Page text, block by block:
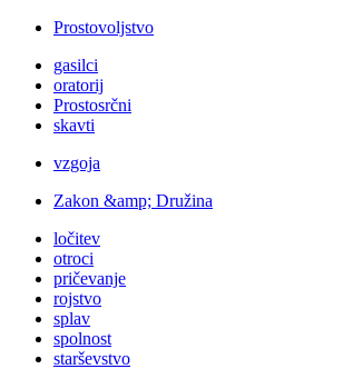
Prostovoljstvo
gasilci
oratorij
Prostosrčni
skavti
vzgoja
Zakon &amp; Družina
ločitev
otroci
pričevanje
rojstvo
splav
spolnost
starševstvo